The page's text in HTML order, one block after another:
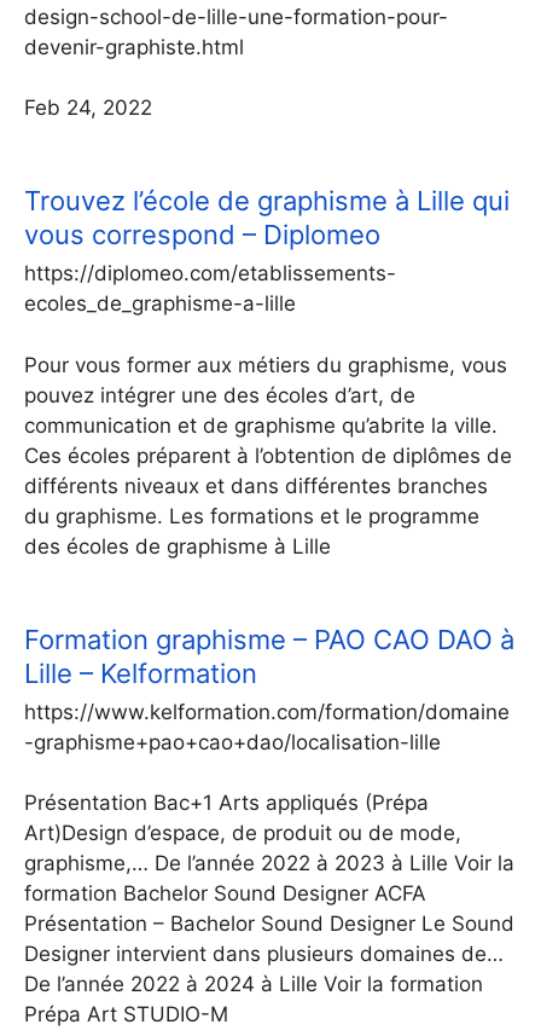
design-school-de-lille-une-formation-pour-
devenir-graphiste.html
Feb 24, 2022
Trouvez l’école de graphisme à Lille qui
vous correspond – Diplomeo
https://diplomeo.com/etablissements-
ecoles_de_graphisme-a-lille
Pour vous former aux métiers du graphisme, vous
pouvez intégrer une des écoles d’art, de
communication et de graphisme qu’abrite la ville.
Ces écoles préparent à l’obtention de diplômes de
différents niveaux et dans différentes branches
du graphisme. Les formations et le programme
des écoles de graphisme à Lille
Formation graphisme – PAO CAO DAO à
Lille – Kelformation
https://www.kelformation.com/formation/domaine
-graphisme+pao+cao+dao/localisation-lille
Présentation Bac+1 Arts appliqués (Prépa
Art)Design d’espace, de produit ou de mode,
graphisme,… De l’année 2022 à 2023 à Lille Voir la
formation Bachelor Sound Designer ACFA
Présentation – Bachelor Sound Designer Le Sound
Designer intervient dans plusieurs domaines de…
De l’année 2022 à 2024 à Lille Voir la formation
Prépa Art STUDIO-M